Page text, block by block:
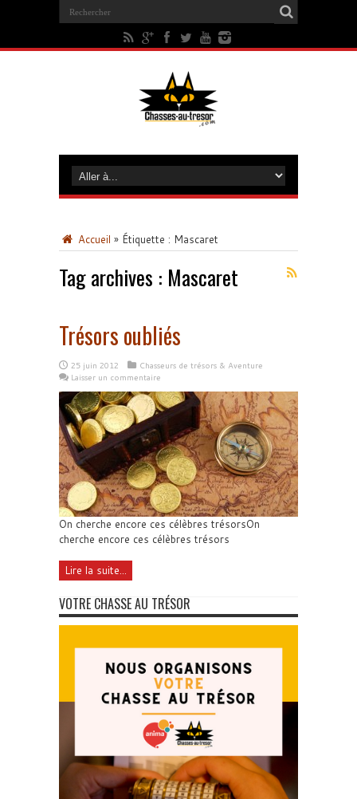
Accueil » Étiquette : Mascaret
Tag archives : Mascaret
Trésors oubliés
25 juin 2012
Chasseurs de trésors & Aventure
Laisser un commentaire
On cherche encore ces célèbres trésorsOn
cherche encore ces célèbres trésors
Lire la suite...
VOTRE CHASSE AU TRÉSOR